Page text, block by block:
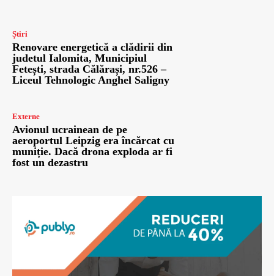
Știri
Renovare energetică a clădirii din
judetul Ialomita, Municipiul
Fetești, strada Călărași, nr.526 –
Liceul Tehnologic Anghel Saligny
Externe
Avionul ucrainean de pe
aeroportul Leipzig era încărcat cu
muniție. Dacă drona exploda ar fi
fost un dezastru